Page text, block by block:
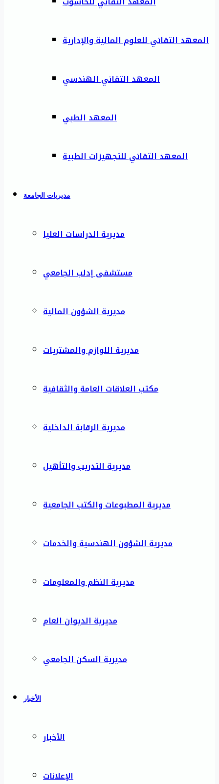
المعهد التقاني للعلوم المالية والإدارية
المعهد التقاني الهندسي
المعهد الطبي
المعهد التقاني للتجهيزات الطبية
مديريات الجامعة
مديرية الدراسات العليا
مستشفى إدلب الجامعي
مديرية الشؤون المالية
مديرية اللوازم والمشتريات
مكتب العلاقات العامة والثقافية
مديرية الرقابة الداخلية
مديرية التدريب والتأهيل
مديرية المطبوعات والكتب الجامعية
مديرية الشؤون الهندسية والخدمات
مديرية النظم والمعلومات
مديرية الديوان العام
مديرية السكن الجامعي
الأخبار
الأخبار
الإعلانات